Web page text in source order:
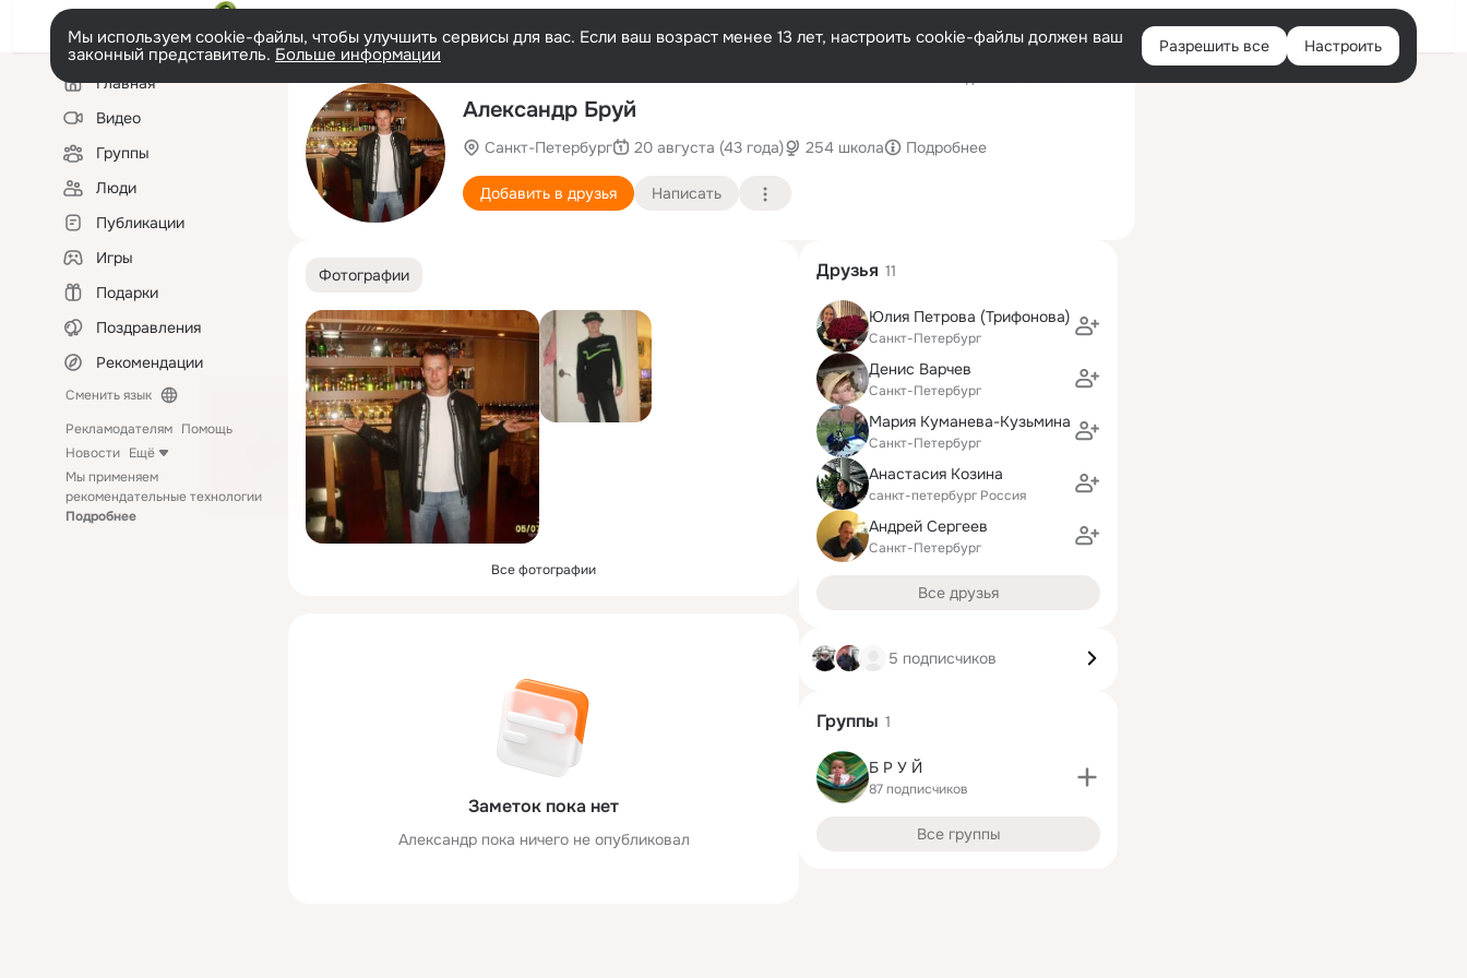
Войти
Мы используем cookie-файлы, чтобы улучшить сервисы для вас. Если ваш возраст менее 13 лет, настроить cookie-файлы должен ваш
законный представитель. Больше информации Разрешить все Настроить
Левая
колонкаГлавная
Видео
Группы
Люди
Публикации
Игры
Подарки
Поздравления
Рекомендации
Сменить язык
Рекламодателям Помощь
Новости Ещё
Мы применяем
рекомендательные технологии
Подробнее
Александр Бруй
Санкт-Петербург 20 августа (43 года) 254 школа Подробнее
Добавить в друзья Написать
Фотографии
Все фотографии
Заметок пока нет
Александр пока ничего не опубликовал
Друзья 11
Юлия Петрова (Трифонова)
Санкт-Петербург
Денис Варчев
Санкт-Петербург
Мария Куманева-Кузьмина
Санкт-Петербург
Анастасия Козина
санкт-петербург Россия
Андрей Сергеев
Санкт-Петербург
Все друзья
5 подписчиков
Группы 1
Б Р У Й
87 подписчиков
Все группы